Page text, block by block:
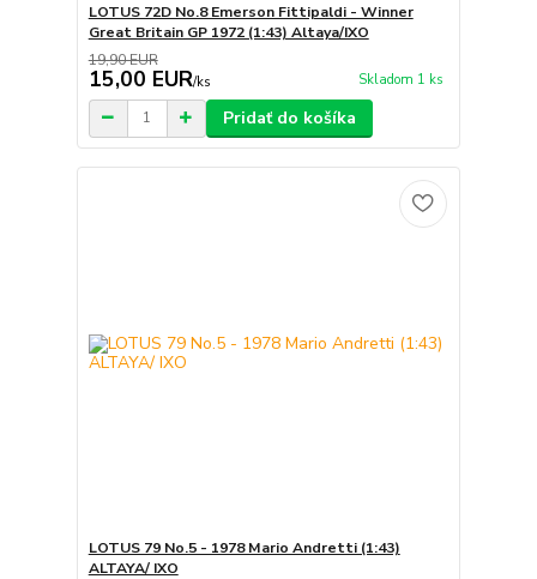
LOTUS 72D No.8 Emerson Fittipaldi - Winner
Great Britain GP 1972 (1:43) Altaya/IXO
19,90 EUR
15,00 EUR/ks Skladom 1 ks
Pridať do košíka
LOTUS 79 No.5 - 1978 Mario Andretti (1:43)
ALTAYA/ IXO